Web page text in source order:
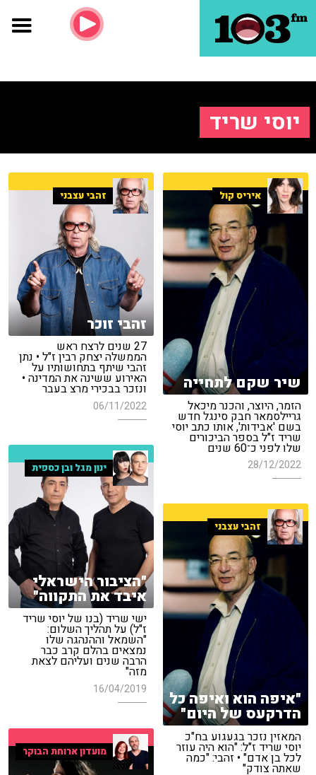
יוסי שריד
איריס קול
שיר שקם לתחייה
הזמר, היוצר, והכנר מיכאל
גריילסמאר חבק סינגל חדש
בשם 'אבידות', אותו כתב יוסי
שריד ז"ל בספר הביכורים
שלו לפני כ־60 שנים
28/12/2022
זהבי עצבני
זהבי זוכר
27 שנים לרצח ראש
הממשלה יצחק רבין ז"ל • נתן
זהבי שיתף בתחושותיו על
האירוע ששינה את המדינה •
ונזכר בבכירי מרצ בעבר
06/11/2022
ינון מגל ובן כספית
"הציבור הישראלי
איבד את התקווה"
ישי שריד (בנו של יוסי שריד
ז"ל) על תהליך השלום:
"השמאל וההנהגה שלו
נמצאים בהלם קרב כבר
הרבה שנים ועליהם לצאת
מזה"
16/04/2019
זהבי עצבני
"איפה הוא ואיפה כל
הדרקעס של היום"
המאזין נזכר בגעגוע בח"כ
יוסי שריד ז"ל: "הוא היה עוזר
לכל בן אדם" • זהבי: "כמה
שאתה צודק"
מועדון ארוחת הבוקר